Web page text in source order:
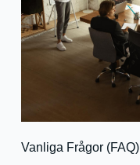
Vanliga Frågor (FAQ)